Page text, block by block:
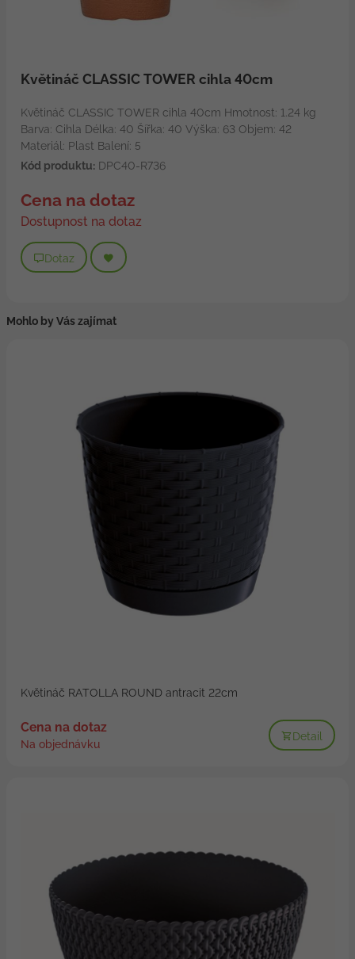
Květináč CLASSIC TOWER cihla 40cm
Květináč CLASSIC TOWER cihla 40cm Hmotnost: 1.24 kg
Barva: Cihla Délka: 40 Šířka: 40 Výška: 63 Objem: 42
Materiál: Plast Balení: 5
Kód produktu:DPC40-R736
Cena na dotaz
Dostupnost na dotaz
Dotaz
Mohlo by Vás zajímat
Květináč RATOLLA ROUND antracit 22cm
Cena na dotaz
Na objednávku
Detail